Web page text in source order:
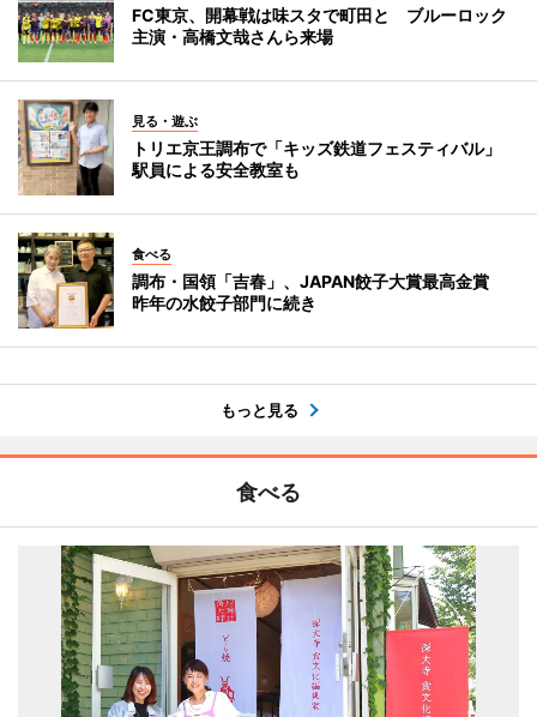
FC東京、開幕戦は味スタで町田と ブルーロック
主演・高橋文哉さんら来場
見る・遊ぶ
トリエ京王調布で「キッズ鉄道フェスティバル」
駅員による安全教室も
食べる
調布・国領「吉春」、JAPAN餃子大賞最高金賞
昨年の水餃子部門に続き
もっと見る
食べる